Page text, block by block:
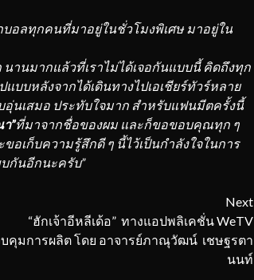
บอลทุกคนที่มาอยู่ในชั่วโมงพิเศษ มาอยู่ใน
านมากแล้วที่เราไม่ได้เจอกันแบบนี้ คิดถึงทุก
แบบหลังจากได้เดินทางไปเอเชียร์ทัวร์หลาย
อุ่นเสมอ ประทับใจมาก สำหรับแฟนมีตครั้งนี้
”ที่มาจากชื่อของผม และก็ขอขอบคุณทุก ๆ
อเก็บความรู้สึกดี ๆ นี้ไว้เป็นกำลังใจในการ
กันอีกนะครับ”
Next
“ฮักเจ้าอีหลีเด้อ” ทางแอปพลิเคชั่น WeTV
คุมการผลิต โดย อาจารย์ภาณุวัฒน์ เชษฐรตา
นนท์